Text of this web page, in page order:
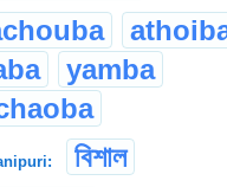
yamba
বিশাল